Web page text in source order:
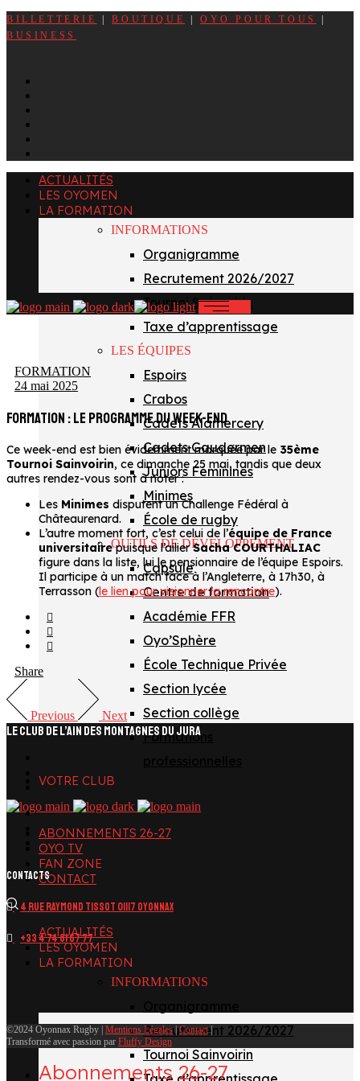
BILLETTERIE |BOUTIQUE |OYO POUR TOUS
BUSINESS
ACTUALITÉS
LES OYOMEN
LA FORMATION
INFORMATIONS
Organigramme
Recrutement 2026/2027
Tournoi Sainvoirin
Taxe d’apprentissage
LES ÉQUIPES
Espoirs
Crabos
Cadets Alamercery
Cadets Gaudermen
Juniors Féminines
Minimes
École de rugby
OUTILS DE DÉVELOPPEMENT
Capsule
Centre de formation
Académie FFR
Oyo’Sphère
École Technique Privée
Section lycée
Section collège
Formations
VOTRE CLUB
ABONNEMENTS 26-27
OYO TV
FAN ZONE
CONTACT
ACTUALITÉS
LES OYOMEN
LA FORMATION
INFORMATIONS
Recrutement 2026/2027
Tournoi Sainvoirin
FORMATION
24 mai 2025
FORMATION : LE PROGRAMME DU WEEK-END
Ce week-end est bien évidemment marquée par le 35ème
Tournoi Sainvoirin, ce dimanche 25 mai, tandis que deux
autres rendez-vous sont à noter :
Les Minimes disputent un Challenge Fédéral à
Châteaurenard.
L’autre moment fort, c’est celui de l’équipe de France
universitairepuisque l’ailierSacha COURTHALIAC
figure dans la liste, lui le pensionnaire de l’équipe Espoirs.
Il participe à un match face à l’Angleterre, à 17h30, à
Terrasson (le lien pour visionner la rencontre).
Share
Previous Next
LE CLUB DE L’AIN DES MONTAGNES DU JURA
instagram
tiktok
youtube
linkedin
CONTACTS
4 Rue Raymond Tissot 01117 OYONNAX
+33 4 74 81 67 77
©2024 Oyonnax Rugby | Mentions Légales|Contact|
Transformé avec passion par Fluffy Design
Abonnements 26-27